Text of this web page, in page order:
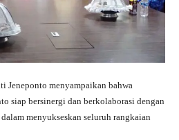
Jeneponto menyampaikan bahwa
siap bersinergi dan berkolaborasi dengan
menyukseskan seluruh rangkaian